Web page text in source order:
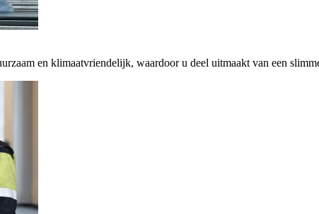
en klimaatvriendelijk, waardoor u deel uitmaakt van een